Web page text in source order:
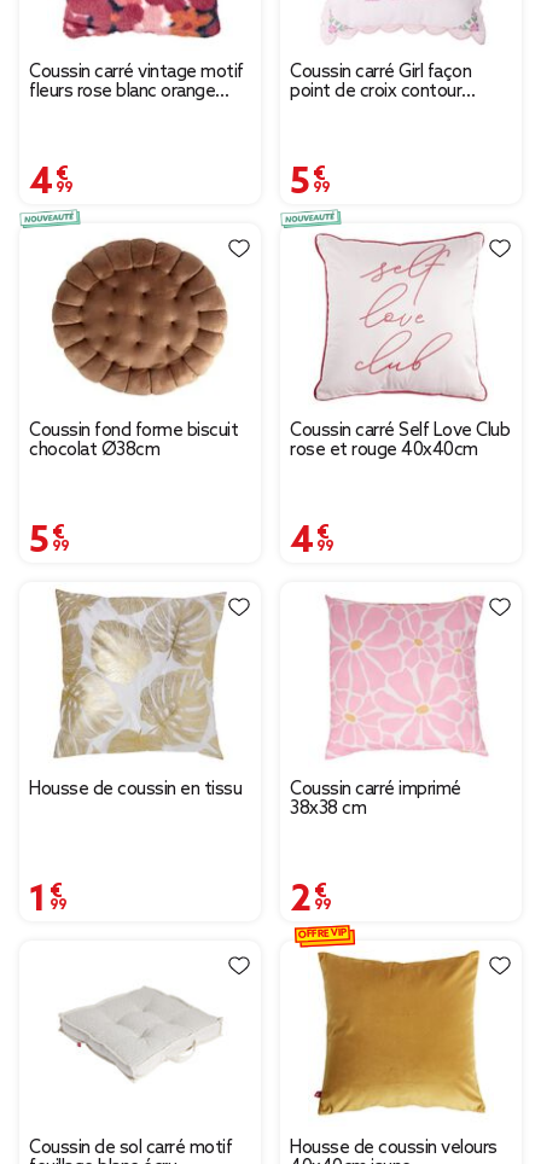
Coussin carré vintage motif
fleurs rose blanc orange
4,99 €
Coussin carré Girl façon
point de croix contour
5,99 €
Coussin fond forme biscuit
chocolat Ø38cm
5,99 €
Coussin carré Self Love Club
rose et rouge 40x40cm
4,99 €
Housse de coussin en tissu
1,99 €
Coussin carré imprimé
38x38 cm
2,99 €
Coussin de sol carré motif
Housse de coussin velours
OFFRE VIP